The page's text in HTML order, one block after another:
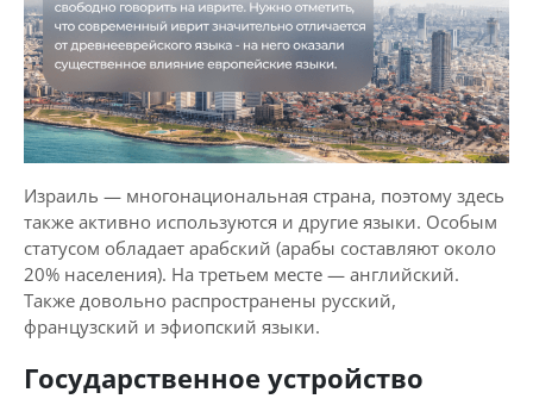
Израиль — многонациональная страна, поэтому здесь
также активно используются и другие языки. Особым
статусом обладает арабский (арабы составляют около
20% населения). На третьем месте — английский.
Также довольно распространены русский,
французский и эфиопский языки.
Государственное устройство